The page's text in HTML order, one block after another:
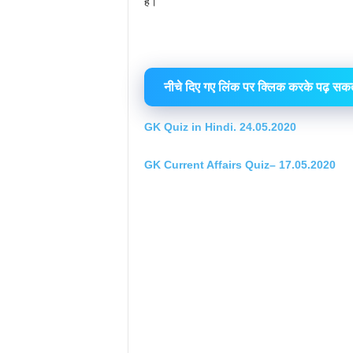
नीचे दिए गए लिंक पर क्लिक करके पढ़
GK Quiz in Hindi. 24.05.2020
GK Current Affairs Quiz– 17.05.2020